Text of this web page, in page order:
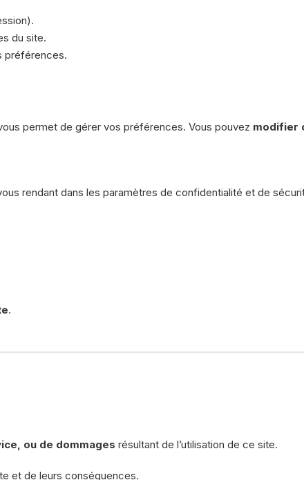
du site.
préférences.
permet de gérer vos préférences. Vous pouvez modifier
rendant dans les paramètres de confidentialité et de
.
ou de dommages résultant de l’utilisation de ce site.
et de leurs conséquences.